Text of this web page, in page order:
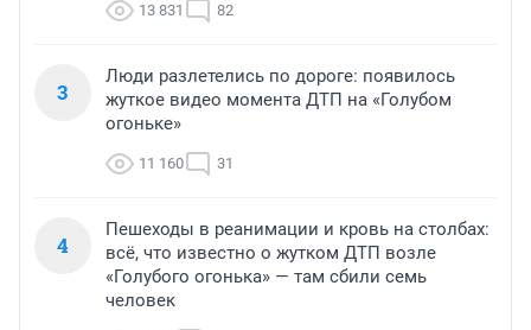
13 831 82
3
Люди разлетелись по дороге: появилось
жуткое видео момента ДТП на «Голубом
огоньке»
11 160 31
4
Пешеходы в реанимации и кровь на столбах:
всё, что известно о жутком ДТП возле
«Голубого огонька» — там сбили семь
человек